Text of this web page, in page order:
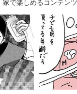
で楽しめるコンテン